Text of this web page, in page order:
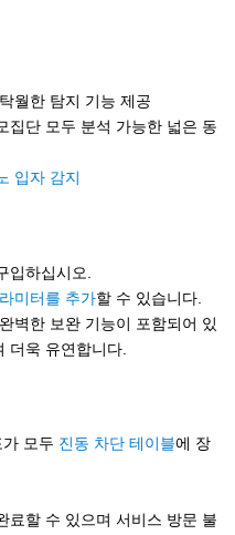
월한 탐지 기능 제공
집단 모두 분석 가능한 넓은 동
입자 감지
입하십시오.
미터를 추가할 수 있습니다.
벽한 보완 기능이 포함되어 있
더욱 유연합니다.
모두 진동 차단 테이블에 장
료할 수 있으며 서비스 방문 불